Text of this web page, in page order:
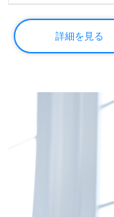
展開されています
ご利用者様との毎
看護助手や介護職
職を目指される方
きてよかった。人
る』等のお声も届
が活躍中！抜群の
かなサポート、そ
ムもおすすめポイ
『資格取得を目指
い』『やりがいを
詳細を見る